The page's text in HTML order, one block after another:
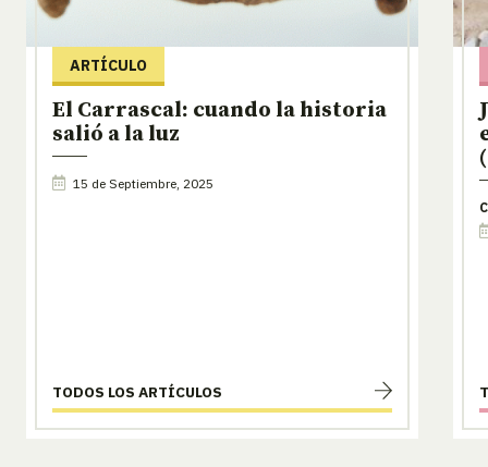
ARTÍCULO
El Carrascal: cuando la historia
salió a la luz
15 de Septiembre, 2025
TODOS LOS ARTÍCULOS